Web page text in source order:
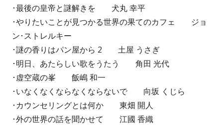
･最後の皇帝と謎解きを 犬丸 幸平
･やりたいことが見つかる世界の果てのカフェ ジョ
ン･ストレルキー
･謎の香りはパン屋から 2 土屋 うさぎ
･明日、あたらしい歌をうたう 角田 光代
･虚空蔵の峯 飯嶋 和一
･いなくなくならなくならないで 向坂 くじら
･カウンセリングとは何か 東畑 開人
･外の世界の話を聞かせて 江國 香織